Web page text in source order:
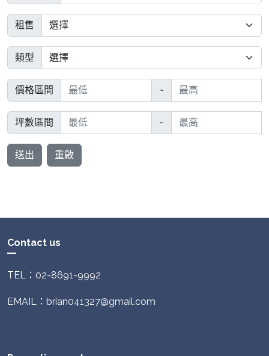
租售
類型
價格區間 ~
坪數區間 ~
送出 重啟
Contact us
TEL：02-8691-9992
EMAIL：brian041327@gmail.com